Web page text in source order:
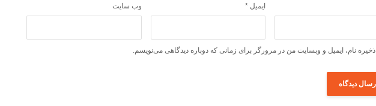
ایمیل * وب‌ سایت
ذخیره نام، ایمیل و وبسایت من در مرورگر برای زمانی که دوباره دیدگاهی می‌نویسم.